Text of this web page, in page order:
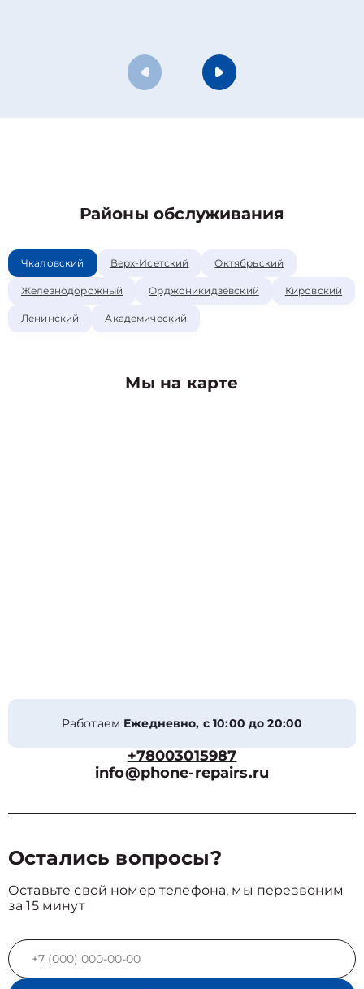
Районы обслуживания
Чкаловский Верх-Исетский Октябрьский
Железнодорожный Орджоникидзевский Кировский
Ленинский Академический
Мы на карте
Работаем Ежедневно, с 10:00 до 20:00
+78003015987
info@phone-repairs.ru
Остались вопросы?
Оставьте свой номер телефона, мы перезвоним
за 15 минут